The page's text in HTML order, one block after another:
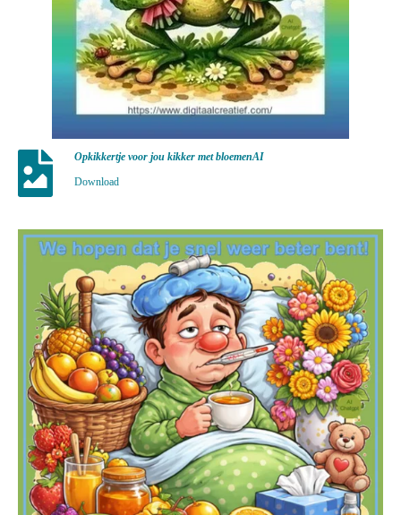
Opkikkertje voor jou kikker met bloemenAI
Download